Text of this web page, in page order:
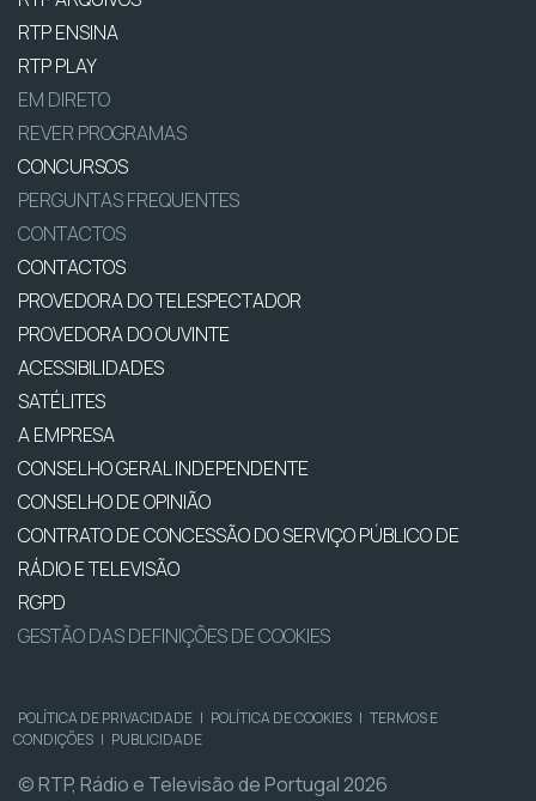
RTP ENSINA
RTP PLAY
EM DIRETO
REVER PROGRAMAS
CONCURSOS
PERGUNTAS FREQUENTES
CONTACTOS
CONTACTOS
PROVEDORA DO TELESPECTADOR
PROVEDORA DO OUVINTE
ACESSIBILIDADES
SATÉLITES
A EMPRESA
CONSELHO GERAL INDEPENDENTE
CONSELHO DE OPINIÃO
CONTRATO DE CONCESSÃO DO SERVIÇO PÚBLICO DE
RÁDIO E TELEVISÃO
RGPD
GESTÃO DAS DEFINIÇÕES DE COOKIES
POLÍTICA DE PRIVACIDADE | POLÍTICA DE COOKIES | TERMOS E
CONDIÇÕES | PUBLICIDADE
© RTP, Rádio e Televisão de Portugal 2026